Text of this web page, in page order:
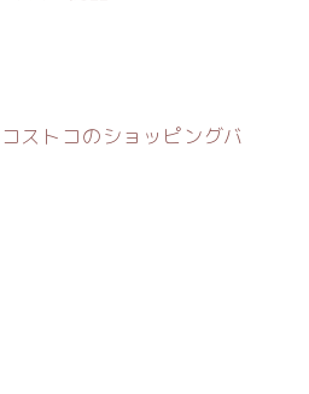
ストコのショッピングバ